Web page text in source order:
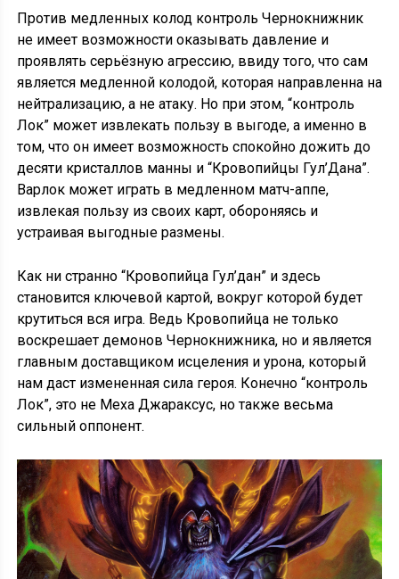
Против медленных колод контроль Чернокнижник
не имеет возможности оказывать давление и
проявлять серьёзную агрессию, ввиду того, что сам
является медленной колодой, которая направленна на
нейтрализацию, а не атаку. Но при этом, “контроль
Лок” может извлекать пользу в выгоде, а именно в
том, что он имеет возможность спокойно дожить до
десяти кристаллов манны и “Кровопийцы Гул’Дана”.
Варлок может играть в медленном матч-аппе,
извлекая пользу из своих карт, обороняясь и
устраивая выгодные размены.
Как ни странно “Кровопийца Гул’дан” и здесь
становится ключевой картой, вокруг которой будет
крутиться вся игра. Ведь Кровопийца не только
воскрешает демонов Чернокнижника, но и является
главным доставщиком исцеления и урона, который
нам даст измененная сила героя. Конечно “контроль
Лок”, это не Меха Джараксус, но также весьма
сильный оппонент.